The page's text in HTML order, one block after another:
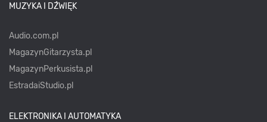
MUZYKA I DŹWIĘK
Audio.com.pl
MagazynGitarzysta.pl
MagazynPerkusista.pl
EstradaiStudio.pl
ELEKTRONIKA I AUTOMATYKA